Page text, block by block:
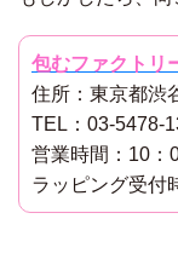
包むファクト
住所：東京都渋
TEL：03-5478-
営業時間：10：
ラッピング受付